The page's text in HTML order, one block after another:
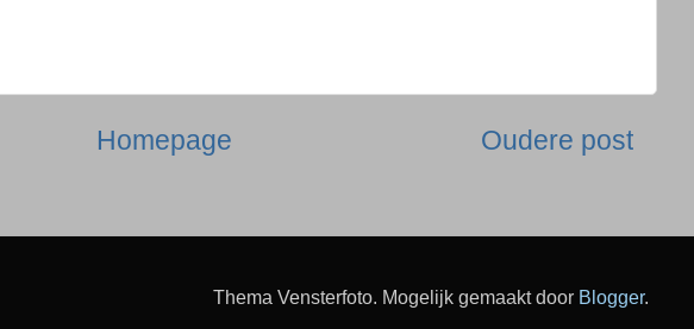
Oudere post
Homepage
Thema Vensterfoto. Mogelijk gemaakt door Blogger.